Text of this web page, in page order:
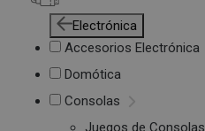
Electrónica
Accesorios Electrónica
Domótica
Consolas
Juegos de Consolas